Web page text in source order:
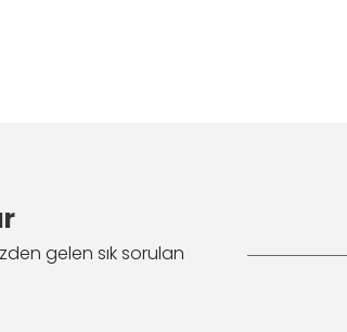
gelen sık sorulan